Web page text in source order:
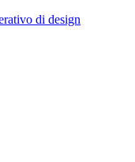
di design